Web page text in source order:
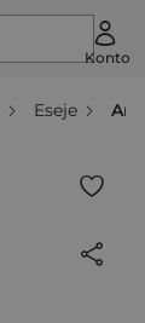
Konto
Eseje